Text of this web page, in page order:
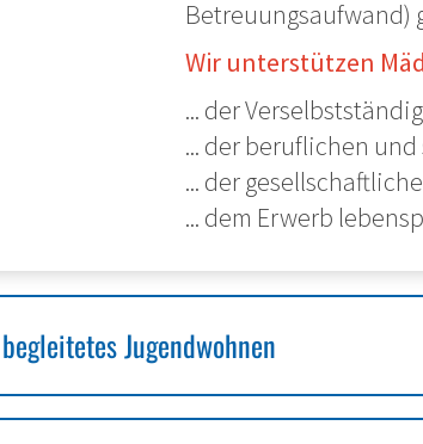
Betreuungsaufwand)
Wir unterstützen
... der
... der beruflichen
... der
... dem Erwerb
Jugendwohnen